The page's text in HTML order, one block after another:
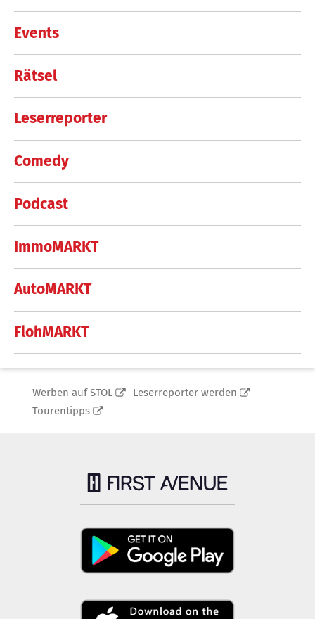
Events
Rätsel
Leserreporter
Comedy
Podcast
ImmoMARKT
AutoMARKT
FlohMARKT
Werben auf STOL
Leserreporter werden
Tourentipps